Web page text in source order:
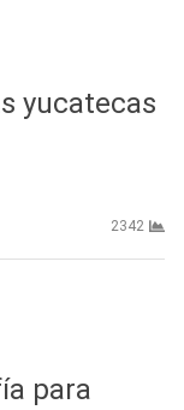
yucatecas
2342
para